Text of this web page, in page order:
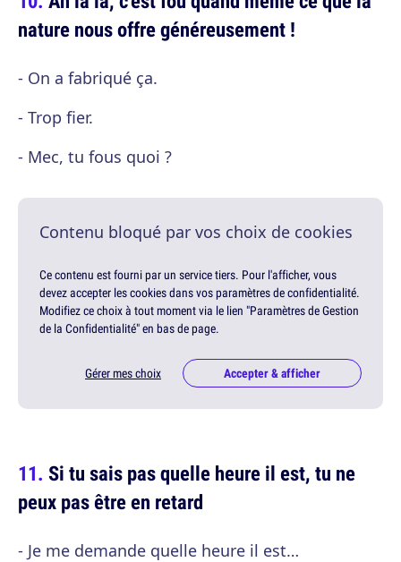
nature nous offre généreusement !
- On a fabriqué ça.
- Trop fier.
- Mec, tu fous quoi ?
Contenu bloqué par vos choix de cookies
Ce contenu est fourni par un service tiers. Pour l'afficher, vous
devez accepter les cookies dans vos paramètres de confidentialité.
Modifiez ce choix à tout moment via le lien "Paramètres de Gestion
de la Confidentialité" en bas de page.
Gérer mes choix Accepter & afficher
Si tu sais pas quelle heure il est, tu ne
peux pas être en retard
- Je me demande quelle heure il est…